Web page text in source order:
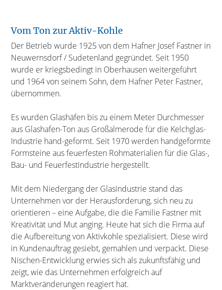
Vom Ton zur Aktiv-Kohle
Der Betrieb wurde 1925 von dem Hafner Josef Fastner in
Neuwernsdorf / Sudetenland gegründet. Seit 1950
wurde er kriegsbedingt in Oberhausen weitergeführt
und 1964 von seinem Sohn, dem Hafner Peter Fastner,
übernommen.
Es wurden Glashäfen bis zu einem Meter Durchmesser
aus Glashafen-Ton aus Großalmerode für die Kelchglas-
Industrie hand-geformt. Seit 1970 werden handgeformte
Formsteine aus feuerfesten Rohmaterialien für die Glas-,
Bau- und Feuerfestindustrie hergestellt.
Mit dem Niedergang der Glasindustrie stand das
Unternehmen vor der Herausforderung, sich neu zu
orientieren – eine Aufgabe, die die Familie Fastner mit
Kreativität und Mut anging. Heute hat sich die Firma auf
die Aufbereitung von Aktivkohle spezialisiert. Diese wird
in Kundenauftrag gesiebt, gemahlen und verpackt. Diese
Nischen-Entwicklung erwies sich als zukunftsfähig und
zeigt, wie das Unternehmen erfolgreich auf
Marktveränderungen reagiert hat.